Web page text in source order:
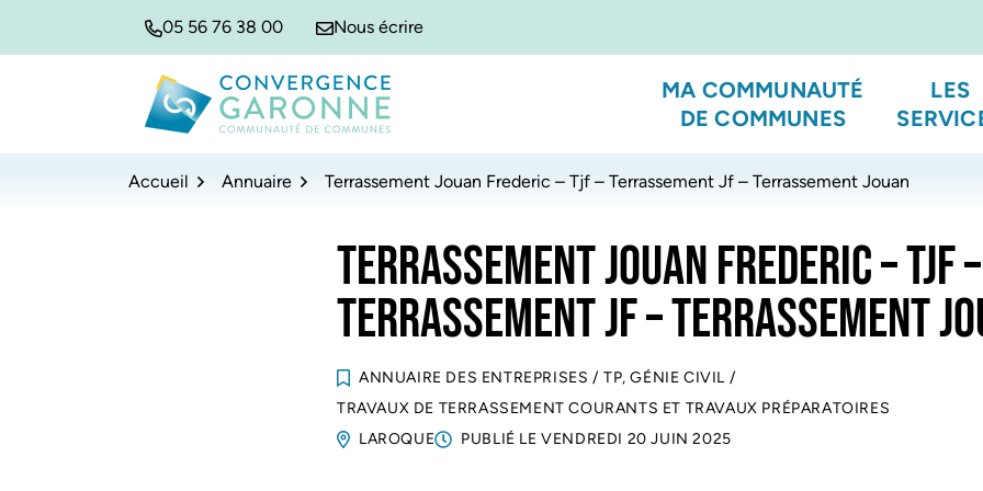
05 56 76 38 00 Nous écrire
Convergence Garonne
MA COMMUNAUTÉ
DE COMMUNES
LES
Accueil Annuaire Terrassement Jouan Frederic – Tjf – Terrassement Jf – Terrassement Jouan
TERRASSEMENT JOUAN FREDERIC – TJF –
TERRASSEMENT JF – TERRASSEMENT
ANNUAIRE DES ENTREPRISES / TP, GÉNIE CIVIL /
TRAVAUX DE TERRASSEMENT COURANTS ET TRAVAUX PRÉPARATOIRES
LAROQUE
PUBLIÉ LEVENDREDI 20 JUIN 2025